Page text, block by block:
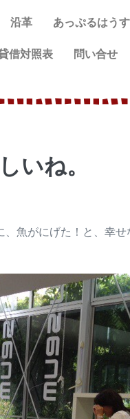
沿革 あっぷるはうす
借対照表 問い合せ
いね。
魚がにげた！と、幸